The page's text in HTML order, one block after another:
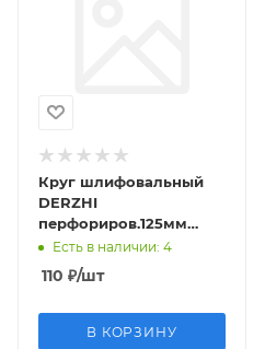
Круг шлифовальный
DERZHI
перфориров.125мм
Р280 8873812
Есть в наличии: 4
110 ₽/шт
В КОРЗИНУ